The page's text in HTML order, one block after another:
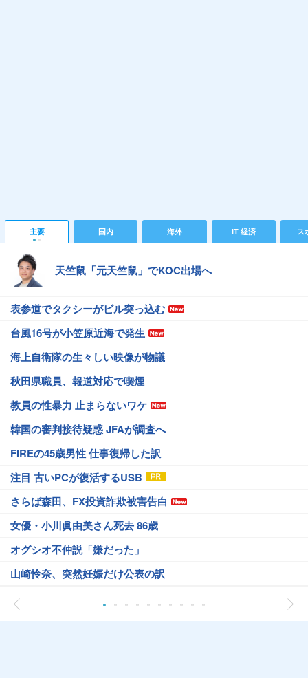
主要 国内 海外 IT 経済 ス
天竺鼠「元天竺鼠」でKOC出場へ
表参道でタクシーがビル突っ込む
台風16号が小笠原近海で発生
海上自衛隊の生々しい映像が物議
秋田県職員、報道対応で喫煙
教員の性暴力 止まらないワケ
韓国の審判接待疑惑 JFAが調査へ
FIREの45歳男性 仕事復帰した訳
注目 古いPCが復活するUSB
さらば森田、FX投資詐欺被害告白
女優・小川眞由美さん死去 86歳
オグシオ不仲説「嫌だった」
山崎怜奈、突然妊娠だけ公表の訳